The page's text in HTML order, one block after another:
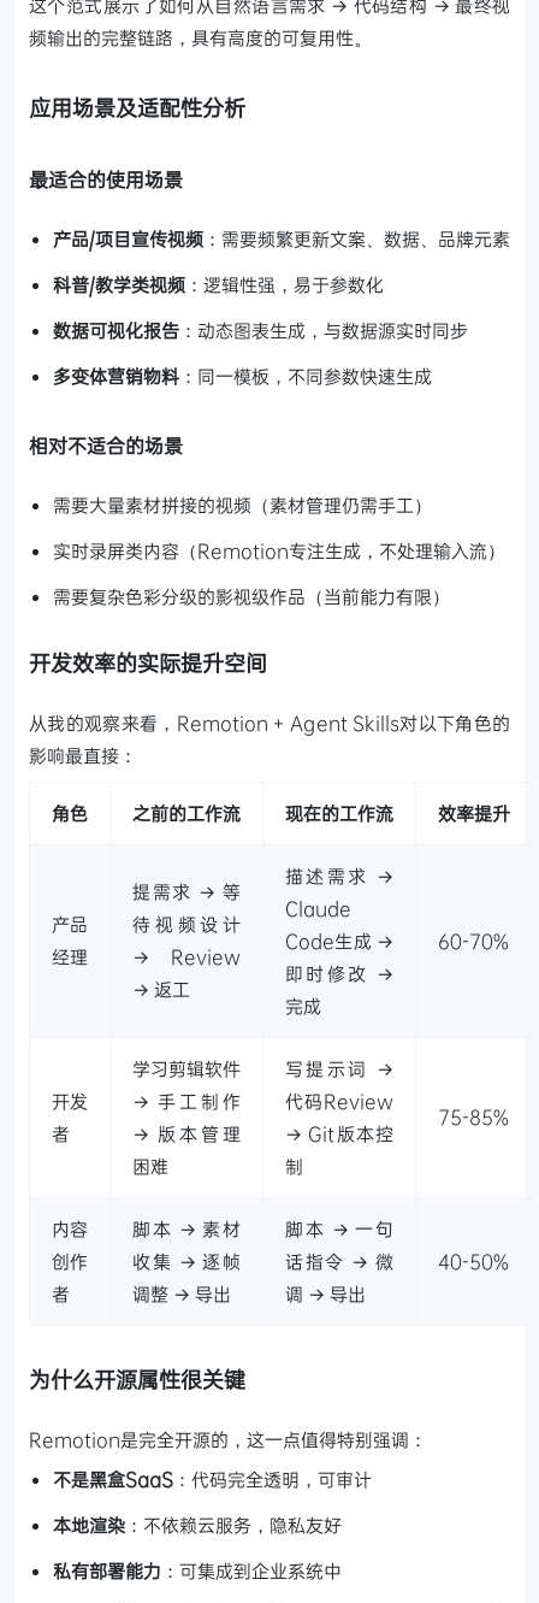
这个范式展示了如何从自然语言需求 → 代码结构 → 最终视
频输出的完整链路，具有高度的可复用性。
应用场景及适配性分析
最适合的使用场景
产品/项目宣传视频 ：需要频繁更新文案、数据、品牌元素
科普/教学类视频 ：逻辑性强，易于参数化
数据可视化报告 ：动态图表生成，与数据源实时同步
多变体营销物料 ：同一模板，不同参数快速生成
相对不适合的场景
需要大量素材拼接的视频（素材管理仍需手工）
实时录屏类内容（Remotion专注生成，不处理输入流）
需要复杂色彩分级的影视级作品（当前能力有限）
开发效率的实际提升空间
从我的观察来看，Remotion + Agent Skills对以下角色的
影响最直接：
角色 之前的工作流 现在的工作流 效率提升
产品
经理
提需求 → 等
待视频设计
→ Review
→ 返工
描述需求 →
Claude
Code生成 →
即时修改 →
完成
60-70%
开发
者
学习剪辑软件
→ 手工制作
→ 版本管理
困难
写提示词 →
代码Review
→ Git版本控
制
75-85%
内容
创作
者
脚本 → 素材
收集 → 逐帧
调整 → 导出
脚本 → 一句
话指令 → 微
调 → 导出
40-50%
为什么开源属性很关键
Remotion是完全开源的，这一点值得特别强调：
不是黑盒SaaS ：代码完全透明，可审计
本地渲染 ：不依赖云服务，隐私友好
私有部署能力 ：可集成到企业系统中